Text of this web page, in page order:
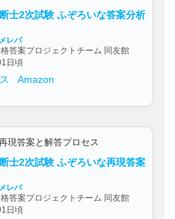
士2次試験 ふぞろいな答案分析
レバ
答案プロジェクトチーム 同友館
日頃
Amazon
現答案と解答プロセス
士2次試験 ふぞろいな再現答案
レバ
答案プロジェクトチーム 同友館
日頃